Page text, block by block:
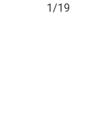
1/19